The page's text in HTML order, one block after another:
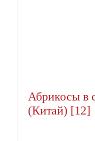
Абрикосы в
(Китай) [12]